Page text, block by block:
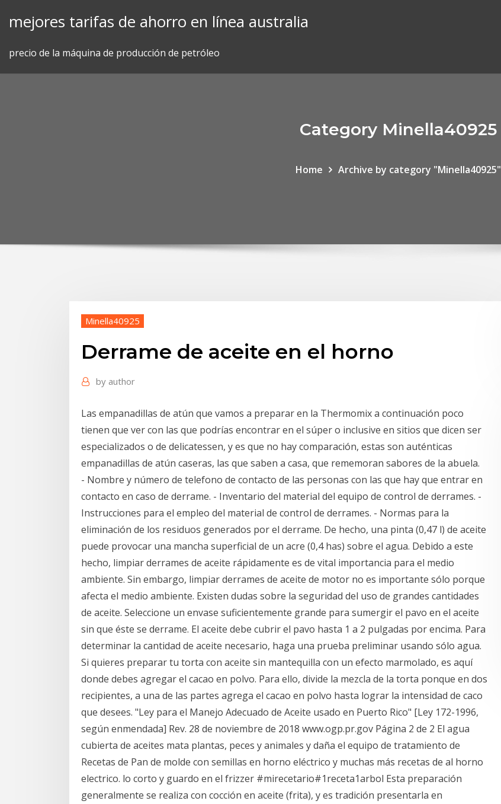
mejores tarifas de ahorro en línea australia
precio de la máquina de producción de petróleo
Category Minella40925
Home Archive by category "Minella40925"
Minella40925
Derrame de aceite en el horno
by author
Las empanadillas de atún que vamos a preparar en la Thermomix a continuación poco
tienen que ver con las que podrías encontrar en el súper o inclusive en sitios que dicen ser
especializados o de delicatessen, y es que no hay comparación, estas son auténticas
empanadillas de atún caseras, las que saben a casa, que rememoran sabores de la abuela.
- Nombre y número de telefono de contacto de las personas con las que hay que entrar en
contacto en caso de derrame. - Inventario del material del equipo de control de derrames. -
Instrucciones para el empleo del material de control de derrames. - Normas para la
eliminación de los residuos generados por el derrame. De hecho, una pinta (0,47 l) de aceite
puede provocar una mancha superficial de un acre (0,4 has) sobre el agua. Debido a este
hecho, limpiar derrames de aceite rápidamente es de vital importancia para el medio
ambiente. Sin embargo, limpiar derrames de aceite de motor no es importante sólo porque
afecta el medio ambiente. Existen dudas sobre la seguridad del uso de grandes cantidades
de aceite. Seleccione un envase suficientemente grande para sumergir el pavo en el aceite
sin que éste se derrame. El aceite debe cubrir el pavo hasta 1 a 2 pulgadas por encima. Para
determinar la cantidad de aceite necesario, haga una prueba preliminar usando sólo agua.
Si quieres preparar tu torta con aceite sin mantequilla con un efecto marmolado, es aquí
donde debes agregar el cacao en polvo. Para ello, divide la mezcla de la torta ponque en dos
recipientes, a una de las partes agrega el cacao en polvo hasta lograr la intensidad de caco
que desees. "Ley para el Manejo Adecuado de Aceite usado en Puerto Rico" [Ley 172-1996,
según enmendada] Rev. 28 de noviembre de 2018 www.ogp.pr.gov Página 2 de 2 El agua
cubierta de aceites mata plantas, peces y animales y daña el equipo de tratamiento de
Recetas de Pan de molde con semillas en horno eléctrico y muchas más recetas de al horno
electrico. lo corto y guardo en el frizzer #mirecetario#1receta1arbol Esta preparación
generalmente se realiza con cocción en aceite (frita), y es tradición presentarla en